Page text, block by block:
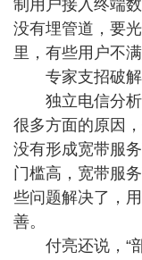
制用户接入终端
没有埋管道，要
里，有些用户不满
专家支招破解
独立电信分析
很多方面的原因
没有形成宽带服
门槛高，宽带服
些问题解决了，
善。
付亮还说，“部